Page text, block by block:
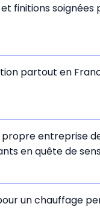
finitions soignées
partout en
propre entreprise
en quête de
un chauffage